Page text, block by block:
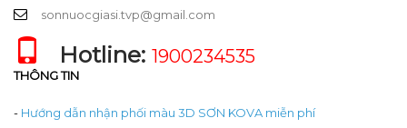
sonnuocgiasi.tvp@gmail.com
Hotline: 1900234535
THÔNG TIN
- Hướng dẫn nhận phối màu 3D SƠN KOVA miễn phí